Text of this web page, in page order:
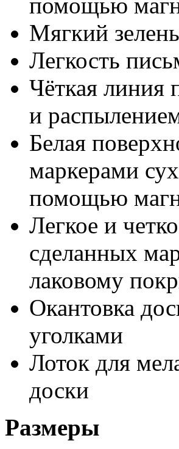
Мягкий
Легкость
Чёткая
и
Белая
маркерами
помощью
Легкое и
сделанных
лаковому
Окантовка
уголками
Лоток для
доски
Размеры